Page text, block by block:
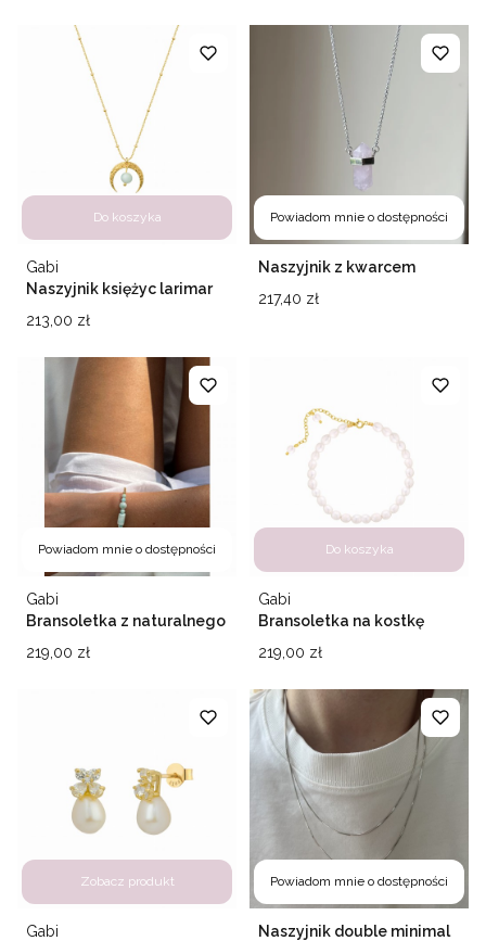
Do koszyka
Naszyjnik księżyc larimar
Producent
Gabi
Cena
213,00 zł
Powiadom mnie o dostępności
Naszyjnik z kwarcem
rodowane
Cena
217,40 zł
Powiadom mnie o dostępności
Bransoletka z naturalnego
Producent
Gabi
Cena
219,00 zł
Do koszyka
Bransoletka na kostkę
Producent
Gabi
Cena
219,00 zł
Zobacz produkt
Producent
Gabi
Powiadom mnie o dostępności
Naszyjnik double minimal